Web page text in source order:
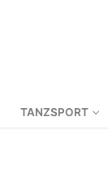
TANZSPORT